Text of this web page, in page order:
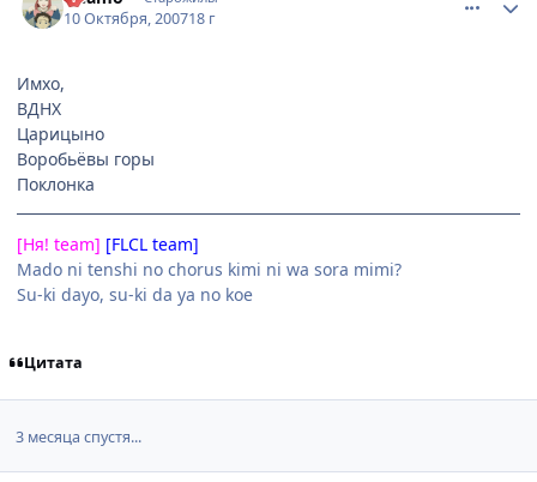
10 Октября, 200718 г
Имхо,
ВДНХ
Царицыно
Воробьёвы горы
Поклонка
[Ня! team] [FLCL team]
Mado ni tenshi no chorus kimi ni wa sora mimi?
Su-ki dayo, su-ki da ya no koe
Цитата
3 месяца спустя...